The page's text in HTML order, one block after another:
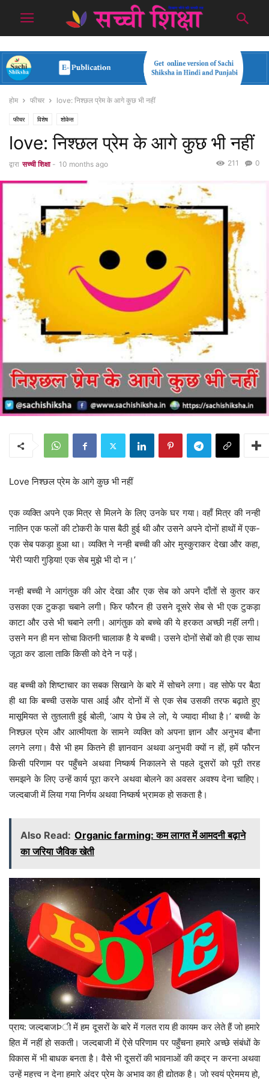
होम फीचर love: निश्छल प्रेम के आगे कुछ भी नहीं
फीचर विशेष शोकेस
love: निश्छल प्रेम के आगे कुछ भी नहीं
द्वारा सच्ची शिक्षा - 10 months ago 0
211
Love निश्छल प्रेम के आगे कुछ भी नहीं
एक व्यक्ति अपने एक मित्र से मिलने के लिए उनके घर गया। वहाँ मित्र की नन्ही
नातिन एक फलों की टोकरी के पास बैठी हुई थी और उसने अपने दोनों हाथों में एक-
एक सेब पकड़ा हुआ था। व्यक्ति ने नन्ही बच्ची की ओर मुस्कुराकर देखा और कहा,
‘मेरी प्यारी गुड़िया! एक सेब मुझे भी दो न।’
नन्ही बच्ची ने आगंतुक की ओर देखा और एक सेब को अपने दाँतों से कुतर कर
उसका एक टुकड़ा चबाने लगी। फिर फौरन ही उसने दूसरे सेब से भी एक टुकड़ा
काटा और उसे भी चबाने लगी। आगंतुक को बच्चे की ये हरकत अच्छी नहीं लगी।
उसने मन ही मन सोचा कितनी चालाक है ये बच्ची। उसने दोनों सेबों को ही एक साथ
जूठा कर डाला ताकि किसी को देने न पड़ें।
वह बच्ची को शिष्टाचार का सबक सिखाने के बारे में सोचने लगा। वह सोफे पर बैठा
ही था कि बच्ची उसके पास आई और दोनों में से एक सेब उसकी तरफ बढ़ाते हुए
मासूमियत से तुतलाती हुई बोली, ‘आप ये छेब ले लो, ये ज्यादा मीथा है।’ बच्ची के
निश्छल प्रेम और आत्मीयता के सामने व्यक्ति को अपना ज्ञान और अनुभव बौना
लगने लगा। वैसे भी हम कितने ही ज्ञानवान अथवा अनुभवी क्यों न हों, हमें फौरन
किसी परिणाम पर पहुँचने अथवा निष्कर्ष निकालने से पहले दूसरों को पूरी तरह
समझने के लिए उन्हें कार्य पूरा करने अथवा बोलने का अवसर अवश्य देना चाहिए।
जल्दबाजी में लिया गया निर्णय अथवा निष्कर्ष भ्रामक हो सकता है।
Also Read: Organic farming: कम लागत में आमदनी बढ़ाने
का जरिया जैविक खेती
प्राय: जल्दबाजÞी में हम दूसरों के बारे में गलत राय ही कायम कर लेते हैं जो हमारे
हित में नहीं हो सकती। जल्दबाजी में ऐसे परिणाम पर पहुँचना हमारे अच्छे संबंधों के
विकास में भी बाधक बनता है। वैसे भी दूसरों की भावनाओं की कद्र न करना अथवा
उन्हें महत्त्व न देना हमारे अंदर प्रेम के अभाव का ही द्योतक है। जो स्वयं प्रेममय हो,